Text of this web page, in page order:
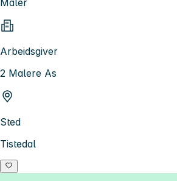
Maler
Arbeidsgiver
2 Malere As
Sted
Tistedal